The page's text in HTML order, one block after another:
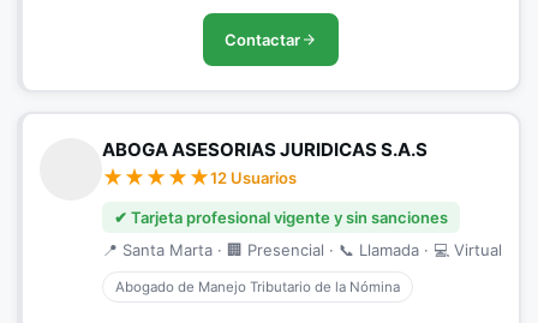
Contactar
ABOGA ASESORIAS JURIDICAS S.A.S
12 Usuarios
✔ Tarjeta profesional vigente y sin sanciones
📍 Santa Marta · 🏢 Presencial · 📞 Llamada · 💻 Virtual
Abogado de Manejo Tributario de la Nómina